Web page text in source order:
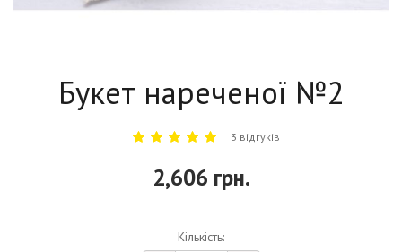
Букет нареченої №2
3 відгуків
2,606 грн.
Кількість: